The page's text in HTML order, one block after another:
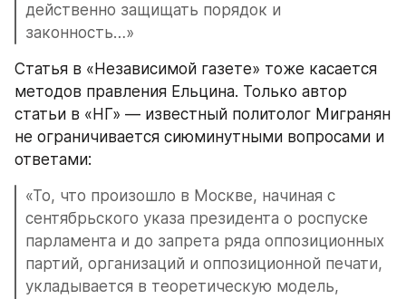
действенно защищать порядок и
законность…»
Статья в «Независимой газете» тоже касается
методов правления Ельцина. Только автор
статьи в «НГ» — известный политолог Мигранян
не ограничивается сиюминутными вопросами и
ответами:
«То, что произошло в Москве, начиная с
сентябрьского указа президента о роспуске
парламента и до запрета ряда оппозиционных
партий, организаций и оппозиционной печати,
укладывается в теоретическую модель,